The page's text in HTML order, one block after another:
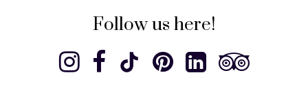
Follow us here!